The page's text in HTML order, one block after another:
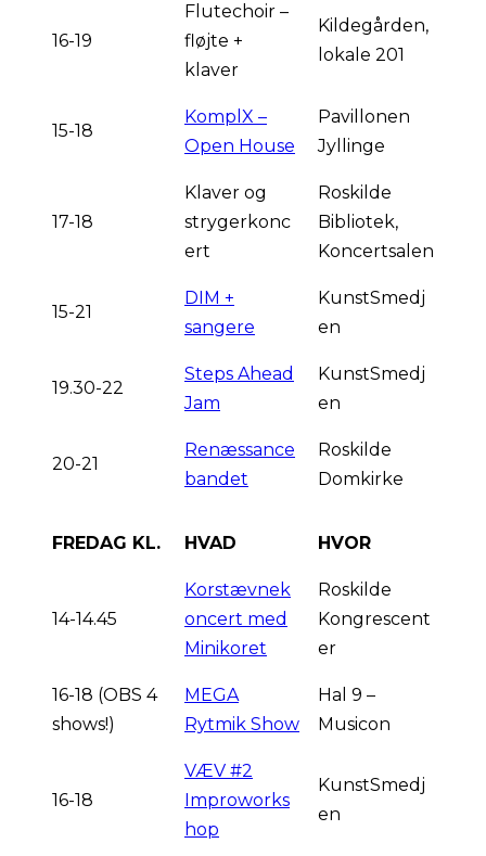
16-19
Flutechoir –
fløjte +
klaver
Kildegården,
lokale 201
15-18
KomplX –
Open House
Pavillonen
Jyllinge
17-18
Klaver og
strygerkonc
ert
Roskilde
Bibliotek,
Koncertsalen
15-21
DIM +
sangere
KunstSmedj
en
19.30-22
Steps Ahead
Jam
KunstSmedj
en
20-21
Renæssance
bandet
Roskilde
Domkirke
FREDAG KL. HVAD HVOR
14-14.45
Korstævnek
oncert med
Minikoret
Roskilde
Kongrescent
er
16-18 (OBS 4
shows!)
MEGA
Rytmik Show
Hal 9 –
Musicon
16-18
VÆV #2
Improworks
hop
KunstSmedj
en